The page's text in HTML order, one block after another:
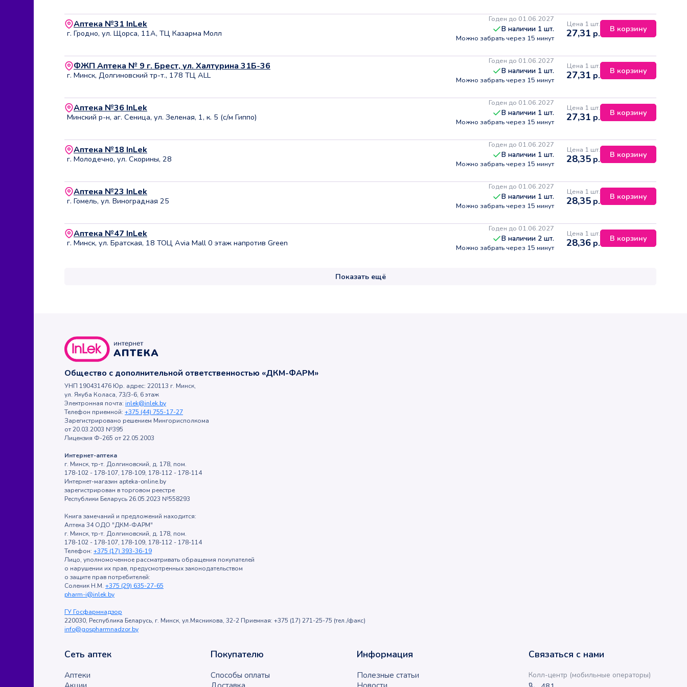
Аптека №31 InLek
г. Гродно, ул. Щорса, 11А, ТЦ Казарма Молл
Годен до 01.06.2027
В наличии 1 шт.
Можно забрать через 15 минут
Цена 1 шт.
27,31 р. В корзину
ФЖП Аптека № 9 г. Брест, ул. Халтурина 31Б-36
г. Минск, Долгиновский тр-т., 178 ТЦ ALL
Годен до 01.06.2027
В наличии 1 шт.
Можно забрать через 15 минут
Цена 1 шт.
27,31 р. В корзину
Аптека №36 InLek
Минский р-н, аг. Сеница, ул. Зеленая, 1, к. 5 (с/м Гиппо)
Годен до 01.06.2027
В наличии 1 шт.
Можно забрать через 15 минут
Цена 1 шт.
27,31 р. В корзину
Аптека №18 InLek
г. Молодечно, ул. Скорины, 28
Годен до 01.06.2027
В наличии 1 шт.
Можно забрать через 15 минут
Цена 1 шт.
28,35 р. В корзину
Аптека №23 InLek
г. Гомель, ул. Виноградная 25
Годен до 01.06.2027
В наличии 1 шт.
Можно забрать через 15 минут
Цена 1 шт.
28,35 р. В корзину
Аптека №47 InLek
г. Минск, ул. Братская, 18 ТОЦ Avia Mall 0 этаж напротив Green
Годен до 01.06.2027
В наличии 2 шт.
Можно забрать через 15 минут
Цена 1 шт.
28,36 р. В корзину
Показать ещё
Общество с дополнительной ответственностью «ДКМ-ФАРМ»
УНП 190431476 Юр. адрес: 220113 г. Минск,
ул. Якуба Коласа, 73/3-6, 6 этаж
Электронная почта: inlek@inlek.by
Телефон приемной: +375 (44) 755-17-27
Зарегистрировано решением Мингорисполкома
от 20.03.2003 №395
Лицензия Ф-265 от 22.05.2003
Интернет-аптека
г. Минск, тр-т. Долгиновский, д. 178, пом.
178-102 - 178-107, 178-109, 178-112 - 178-114
Интернет-магазин apteka-online.by
зарегистрирован в торговом реестре
Республики Беларусь 26.05.2023 №558293
Книга замечаний и предложений находится:
Аптека 34 ОДО "ДКМ-ФАРМ"
г. Минск, тр-т. Долгиновский, д. 178, пом.
178-102 - 178-107, 178-109, 178-112 - 178-114
Телефон: +375 (17) 393-36-19
Лицо, уполномоченное рассматривать обращения покупателей
о нарушении их прав, предусмотренных законодательством
о защите прав потребителей:
Соленик Н.М. +375 (29) 635-27-65
pharm-i@inlek.by
ГУ Госфармнадзор
220030, Республика Беларусь, г. Минск, ул.Мясникова, 32-2 Приемная: +375 (17) 271-25-75 (тел./факс)
info@gospharmnadzor.by
Сеть аптек
Аптеки
Покупателю
Способы оплаты
Информация
Полезные статьи
Связаться с нами
Колл-центр (мобильные операторы)